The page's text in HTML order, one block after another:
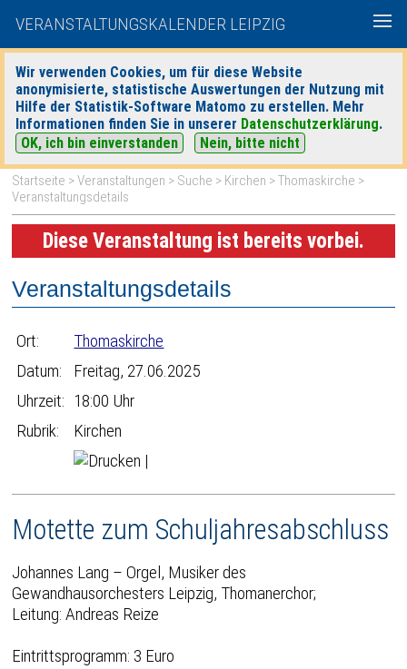
VERANSTALTUNGSKALENDER LEIPZIG
Wir verwenden Cookies, um für diese Website
anonymisierte, statistische Auswertungen der Nutzung mit
Hilfe der Statistik-Software Matomo zu erstellen. Mehr
Informationen finden Sie in unserer Datenschutzerklärung.
OK, ich bin einverstanden
Nein, bitte nicht
heute|morgen| Detaillierte Suche
Startseite >Veranstaltungen > Suche > Kirchen >Thomaskirche >
Veranstaltungsdetails
Diese Veranstaltung ist bereits vorbei.
Veranstaltungsdetails
Ort:
Thomaskirche
Datum:
Freitag, 27.06.2025
Uhrzeit: 18:00 Uhr
Rubrik:
Kirchen
|
Motette zum Schuljahresabschluss
Johannes Lang – Orgel, Musiker des
Gewandhausorchesters Leipzig, Thomanerchor;
Leitung: Andreas Reize
Eintrittsprogramm: 3 Euro